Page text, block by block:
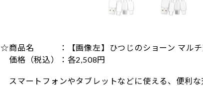
☆商品名 ：【画像左】ひつじのショーン マルチ
価格（税込）：各2,508円
スマートフォンやタブレットなどに使える、便利な